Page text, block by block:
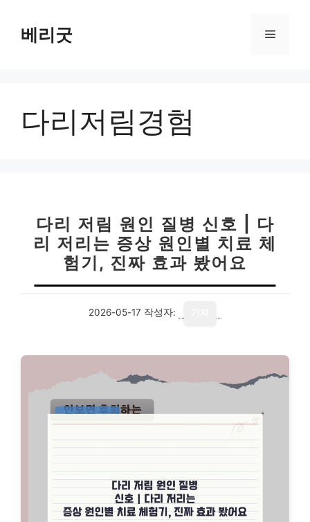
베리굿 메
다리저림경험
다리 저림 원인 질병 신호 | 다
리 저리는 증상 원인별 치료 체
험기, 진짜 효과 봤어요
2026-05-17 작성자: